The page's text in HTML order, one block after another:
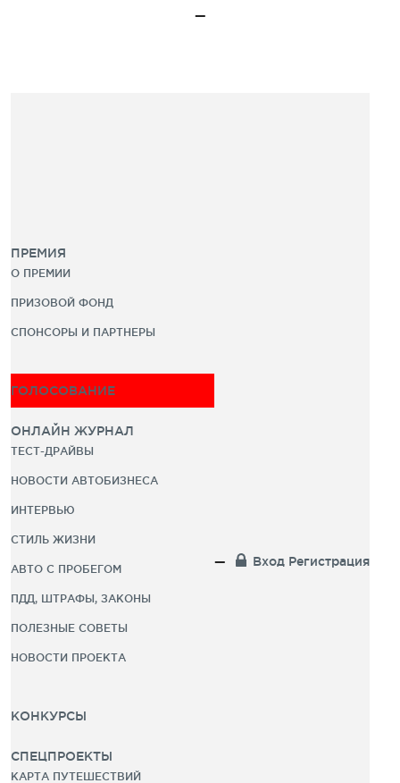
ПРЕМИЯ
О ПРЕМИИ
ПРИЗОВОЙ ФОНД
СПОНСОРЫ И ПАРТНЕРЫ
ГОЛОСОВАНИЕ
ОНЛАЙН ЖУРНАЛ
ТЕСТ-ДРАЙВЫ
НОВОСТИ АВТОБИЗНЕСА
ИНТЕРВЬЮ
СТИЛЬ ЖИЗНИ
АВТО С ПРОБЕГОМ
ПДД, ШТРАФЫ, ЗАКОНЫ
ПОЛЕЗНЫЕ СОВЕТЫ
НОВОСТИ ПРОЕКТА
КОНКУРСЫ
СПЕЦПРОЕКТЫ
КАРТА ПУТЕШЕСТВИЙ
Вход Регистрация